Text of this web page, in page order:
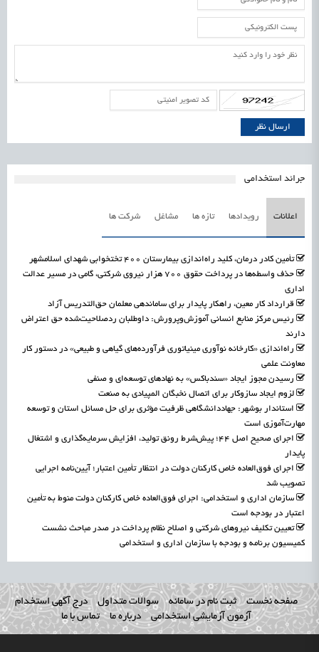
جرائد استخدامی
اعلانات رویدادها تازه ها مشاغل شرکت ها
تأمین کادر درمان، کلید راه‌اندازی بیمارستان ۴۰۰ تختخوابی شهدای اسلامشهر
حذف واسطه‌ها در پرداخت حقوق ۷۰۰ هزار نیروی شرکتی، گامی در مسیر عدالت
اداری
قرارداد کار معین، راهکار پایدار برای ساماندهی معلمان حق‌التدریس آزاد
رئیس مرکز منابع انسانی آموزش‌وپرورش: داوطلبان ردصلاحیت‌شده حق اعتراض
دارند
راه‌اندازی «کارخانه نوآوری مینیاتوری فرآورده‌های گیاهی و طبیعی» در دستور کار
معاونت علمی
رسیدن مجوز ایجاد «سندباکس» به نهادهای توسعه‌ای و صنفی
لزوم ایجاد سازوکار برای اتصال نخبگان المپیادی به صنعت
استاندار بوشهر: جهاددانشگاهی ظرفیت مؤثری برای حل مسائل استان و توسعه
مهارت‌آموزی است
اجرای صحیح اصل ۴۴؛ پیش‌شرط رونق تولید، افزایش سرمایه‌گذاری و اشتغال
پایدار
اجرای فوق‌العاده خاص کارکنان دولت در انتظار تأمین اعتبار؛ آیین‌نامه اجرایی
تصویب شد
سازمان اداری و استخدامی: اجرای فوق‌العاده خاص کارکنان دولت منوط به تأمین
اعتبار در بودجه است
تعیین تکلیف نیروهای شرکتی و اصلاح نظام پرداخت در صدر مباحث نشست
کمیسیون برنامه و بودجه با سازمان اداری و استخدامی
صفحه نخست ثبت نام در سامانه سوالات متداول
درج آگهی استخدام
آزمون آزمایشی استخدامی
درباره ما تماس با ما